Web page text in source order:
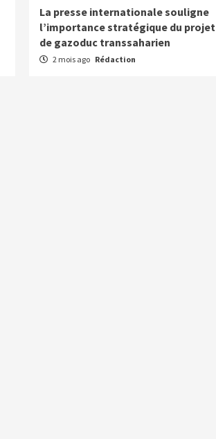
La presse internationale souligne
l’importance stratégique du projet
de gazoduc transsaharien
2 mois ago Rédaction